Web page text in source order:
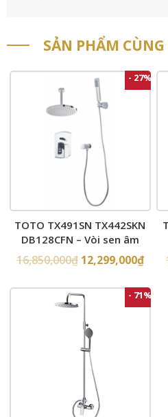
SẢN PHẨM
- 27%
TOTO TX491SN TX442SKN
DB128CFN – Vòi sen âm
tường
16,850,000₫ 12,299,000₫
- 71%